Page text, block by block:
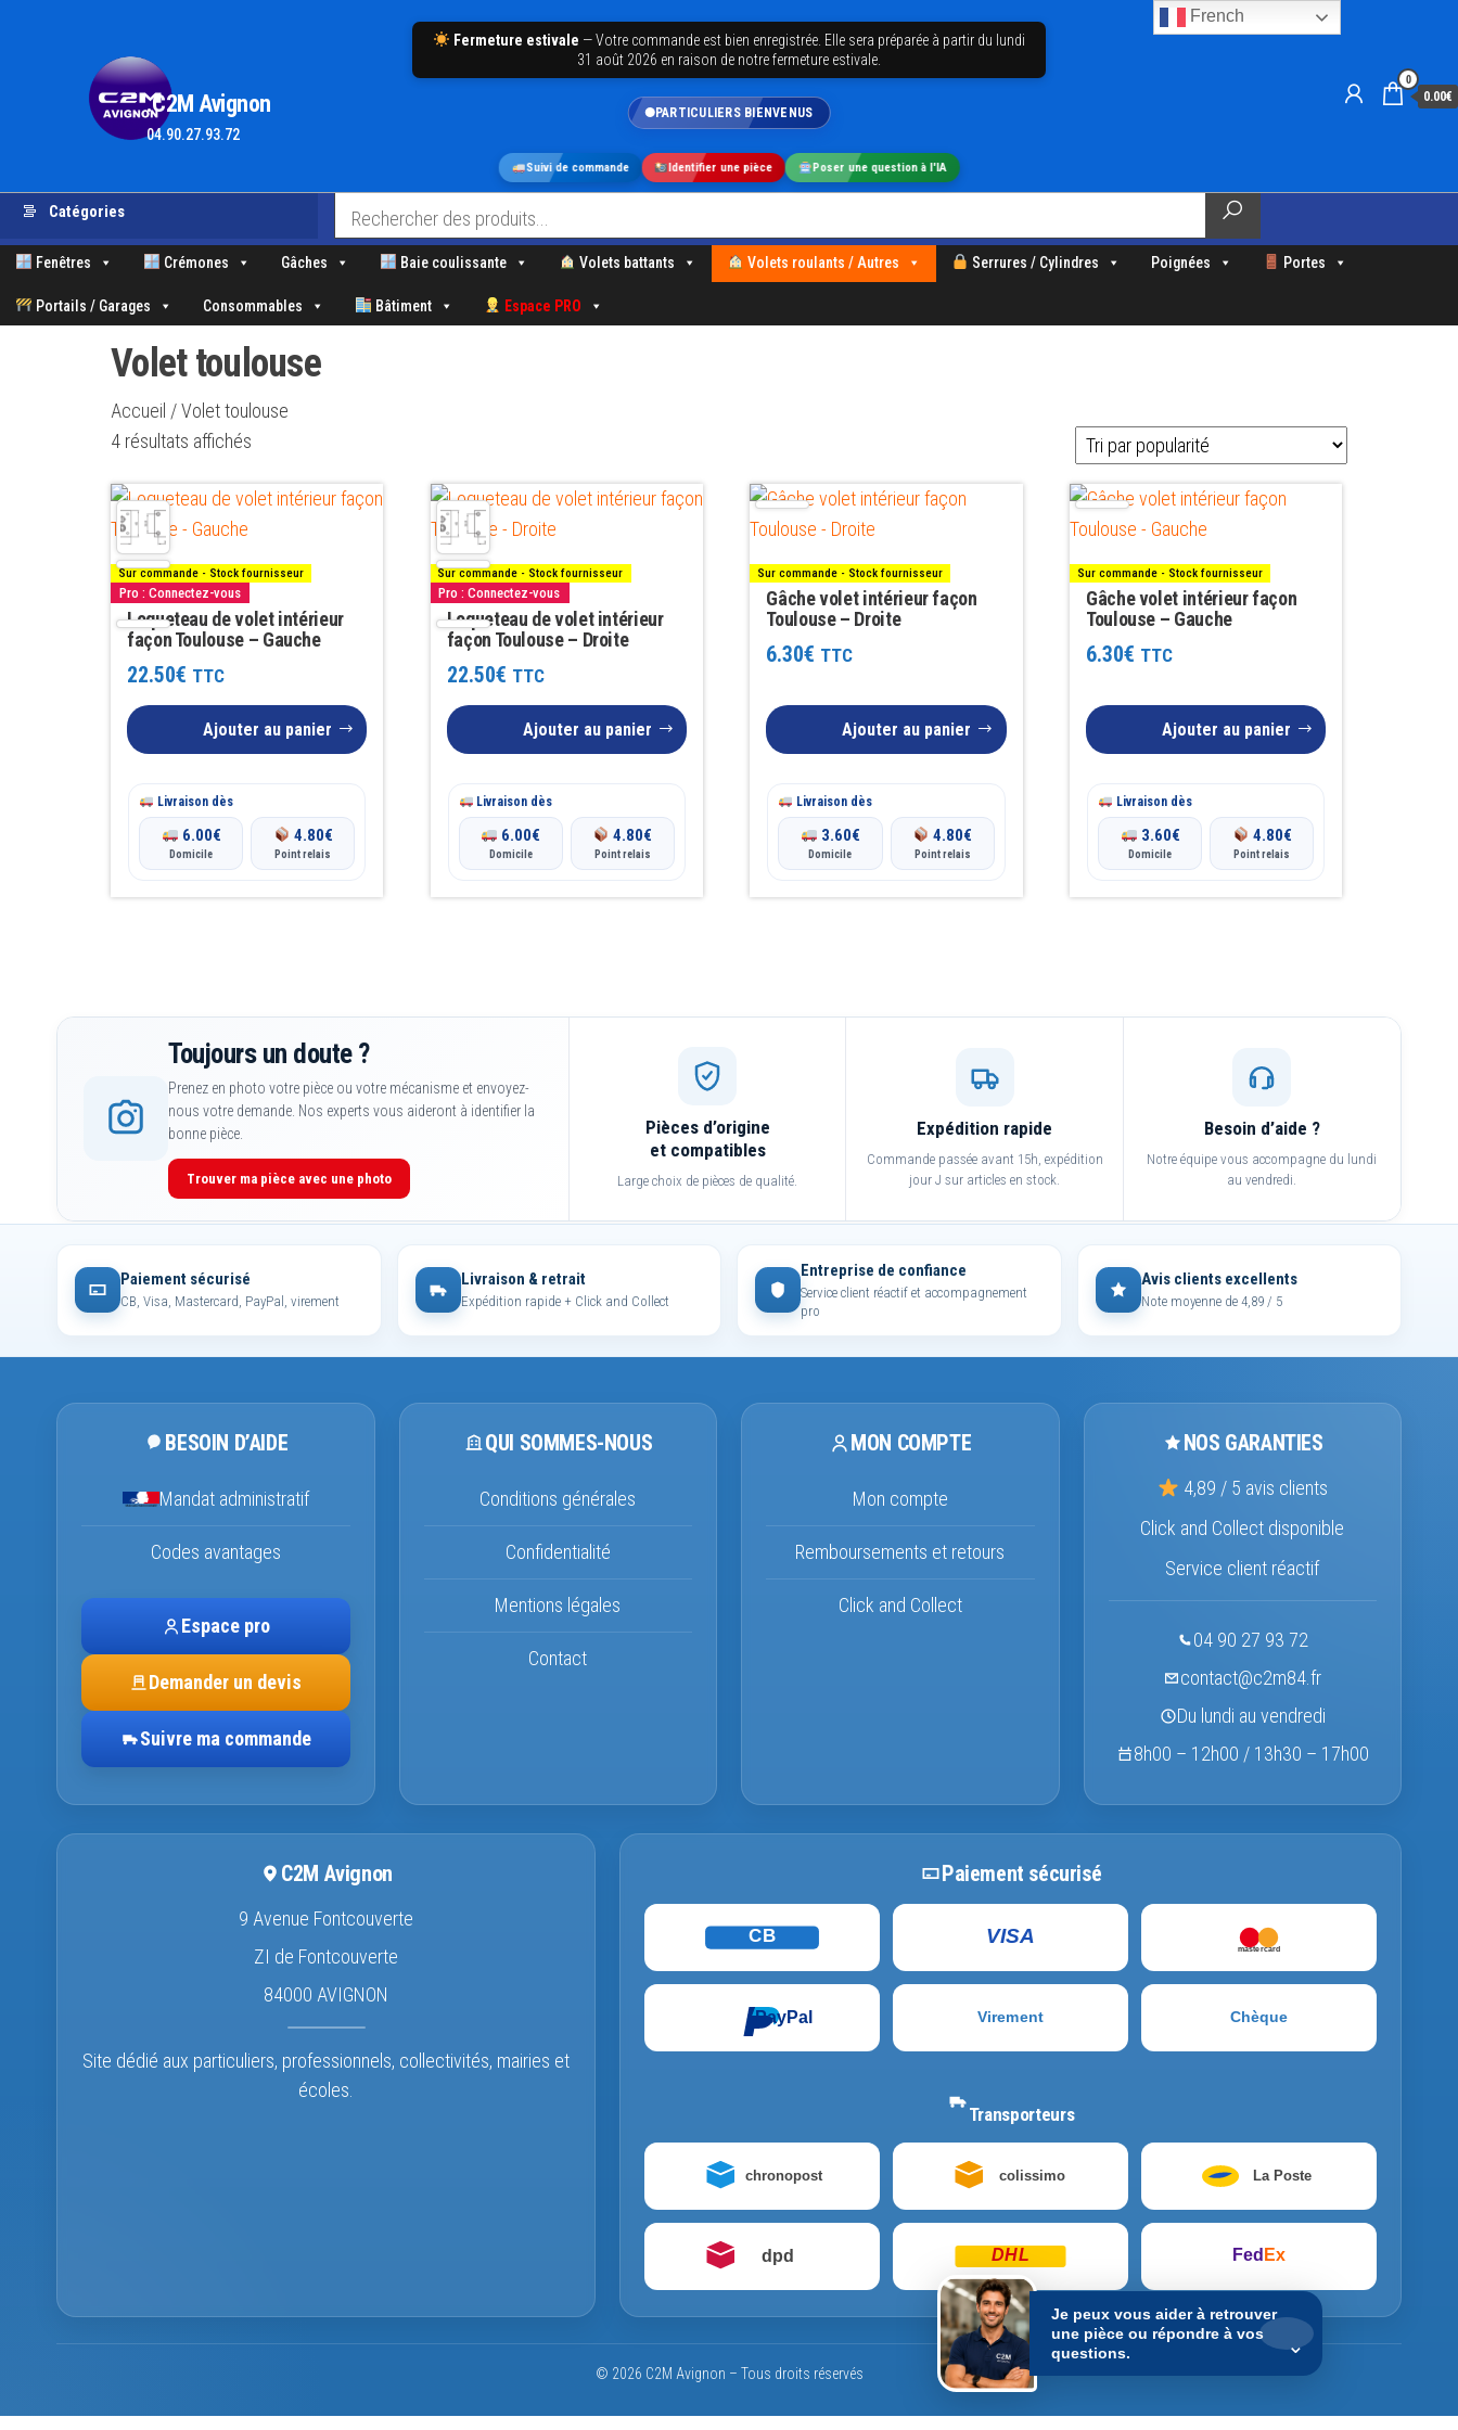
Aller
contenu
.C2M Avignon
04.90.27.93.72
0
0.00€
Suivi de commande Identifier une pièce Poser une question à l'IA
Fermeture estivale —Votre commande est bien enregistrée. Elle sera préparée à partir du lundi
31 août 2026 en raison de notre fermeture estivale.
Fenêtres Crémones Gâches Baie coulissante Volets battants Volets roulants / Autres Serrures / Cylindres Poignées Portes
Portails / Garages Consommables Bâtiment Espace PRO
Catégories
Volet toulouse
Accueil / Volet toulouse
4 résultats affichés
popularité
Sur commande - Stock fournisseur
Pro : Connectez-vous
Loqueteau de volet intérieur
façon Toulouse – Gauche
22.50€ TTC
Ajouter au panier
Livraison dès
6.00€
Domicile
4.80€
Point relais
Sur commande - Stock fournisseur
Pro : Connectez-vous
Loqueteau de volet intérieur
façon Toulouse – Droite
22.50€ TTC
Ajouter au panier
Livraison dès
6.00€
Domicile
4.80€
Point relais
Sur commande - Stock fournisseur
Gâche volet intérieur façon
Toulouse – Droite
6.30€ TTC
Ajouter au panier
Livraison dès
3.60€
Domicile
4.80€
Point relais
Sur commande - Stock fournisseur
Gâche volet intérieur façon
Toulouse – Gauche
6.30€ TTC
Ajouter au panier
Livraison dès
3.60€
Domicile
4.80€
Point relais
Toujours un doute ?
Prenez en photo votre pièce ou votre mécanisme et envoyez-
nous votre demande. Nos experts vous aideront à identifier la
bonne pièce.
Trouver ma pièce avec une photo
Pièces d’origine
et compatibles
Large choix de pièces de qualité.
Expédition rapide
Commande passée avant 15h, expédition
jour J sur articles en stock.
Besoin d’aide ?
Notre équipe vous accompagne du lundi
au vendredi.
French
Paiement sécurisé
CB, Visa, Mastercard, PayPal, virement
Livraison & retrait
Expédition rapide + Click and Collect
Entreprise de confiance
Service client réactif et accompagnement
pro
Avis clients excellents
Note moyenne de 4,89 / 5
BESOIN D’AIDE
Mandat administratif
Codes avantages
Espace pro
Demander un devis
Suivre ma commande
QUI SOMMES-NOUS
Conditions générales
Confidentialité
Mentions légales
Contact
MON COMPTE
Mon compte
Remboursements et retours
Click and Collect
NOS GARANTIES
4,89 / 5 avis clients
Click and Collect disponible
Service client réactif
04 90 27 93 72
contact@c2m84.fr
Du lundi au vendredi
8h00 – 12h00 / 13h30 – 17h00
C2M Avignon
9 Avenue Fontcouverte
ZI de Fontcouverte
84000 AVIGNON
Site dédié aux particuliers, professionnels, collectivités, mairies et
écoles.
Paiement sécurisé
CB VISA
mastercard
PayPal Virement Chèque
Transporteurs
chronopost colissimo La Poste
dpd DHL Fed Ex
© 2026 C2M Avignon – Tous droits réservés
Je peux vous aider à retrouver
une pièce ou répondre à vos
questions.
⌄
PARTICULIERS BIENVENUS